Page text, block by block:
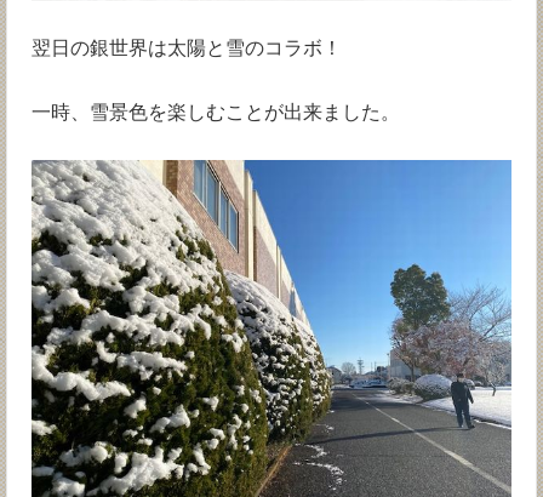
翌日の銀世界は太陽と雪のコラボ！
一時、雪景色を楽しむことが出来ました。